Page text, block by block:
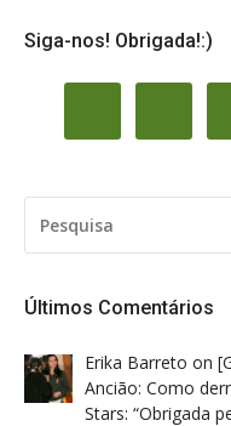
Siga-nos! Obrigada!:)
POR:
Últimos Comentários
Erika Barreto on
Ancião: Como
Stars: “Obrigada